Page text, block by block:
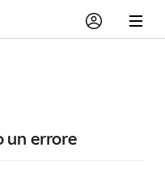
un errore